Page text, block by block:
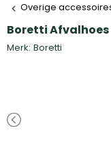
Overige
Boretti
Merk: Boretti